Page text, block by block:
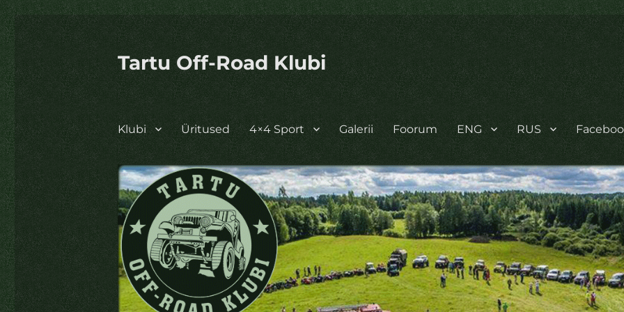
Tartu Off-Road Klubi
Klubi Üritused 4×4 Sport Galerii Foorum ENG RUS